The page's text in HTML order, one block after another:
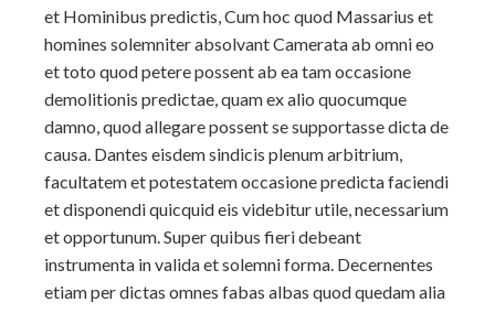
et Hominibus predictis, Cum hoc quod Massarius et
homines solemniter absolvant Camerata ab omni eo
et toto quod petere possent ab ea tam occasione
demolitionis predictae, quam ex alio quocumque
damno, quod allegare possent se supportasse dicta de
causa. Dantes eisdem sindicis plenum arbitrium,
facultatem et potestatem occasione predicta faciendi
et disponendi quicquid eis videbitur utile, necessarium
et opportunum. Super quibus fieri debeant
instrumenta in valida et solemni forma. Decernentes
etiam perdictas omnes fabas albas quod quedam alia